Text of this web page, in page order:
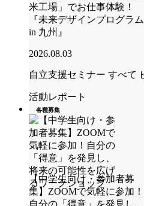
米工場」でお仕事体験！
『未来デザインプログラム
in 九州』
2026.08.03
自立支援セミナー すべて
活動レポート
各種募集
【中学生向け・参加者募
集】ZOOMで気軽に参加！
自分の「得意」を発見し、